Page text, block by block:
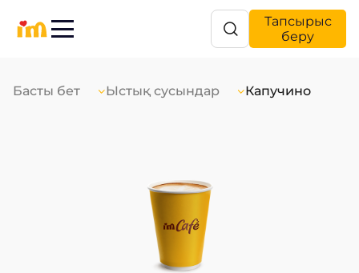
Тапсырыс
беру
Басты бет Ыстық сусындар Капучино